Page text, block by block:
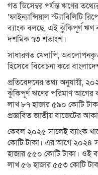
গত ডিসেম্বর পর্যন্ত ঋণের
‘ফাইন্যান্সিয়াল স্ট্যাবিলিটি
ব্যাংক বলছে, এই ঝুঁকিপূর্ণ
দশমিক ৭৩ শতাংশ।
সাধারণত খেলাপি,
হিসেবে বিবেচনা করে
প্রতিবেদনের তথ্য অনুযায়ী,
ঝুঁকিপূর্ণ ঋণের পরিমাণ আগের
লাখ ৮৭ হাজার ৫৯০ কোটি
প্রস্তাবিত জাতীয় বাজেটের
কেবল ২০২৫ সালেই ব্যাংক
কোটি টাকা। এর আগে ২০২৪
হাজার ৫৫০ কোটি টাকা। ওই
লাখ ৫৬ হাজার ৫৫৩ কোটি